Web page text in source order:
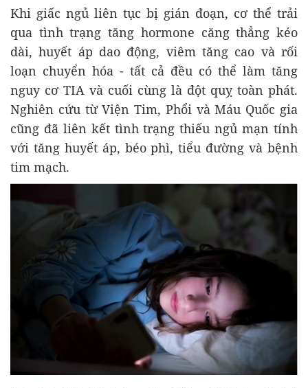
Khi giấc ngủ liên tục bị gián đoạn, cơ thể trải
qua tình trạng tăng hormone căng thẳng kéo
dài, huyết áp dao động, viêm tăng cao và rối
loạn chuyển hóa - tất cả đều có thể làm tăng
nguy cơ TIA và cuối cùng là đột quỵ toàn phát.
Nghiên cứu từ Viện Tim, Phổi và Máu Quốc gia
cũng đã liên kết tình trạng thiếu ngủ mạn tính
với tăng huyết áp, béo phì, tiểu đường và bệnh
tim mạch.